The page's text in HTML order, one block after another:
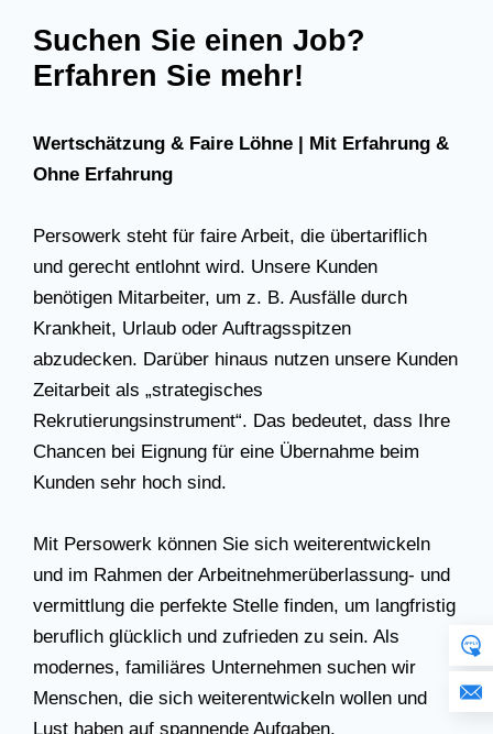
Suchen Sie einen Job?
Erfahren Sie mehr!
Wertschätzung & Faire Löhne | Mit Erfahrung &
Ohne Erfahrung
Persowerk steht für faire Arbeit, die übertariflich
und gerecht entlohnt wird. Unsere Kunden
benötigen Mitarbeiter, um z. B. Ausfälle durch
Krankheit, Urlaub oder Auftragsspitzen
abzudecken. Darüber hinaus nutzen unsere Kunden
Zeitarbeit als „strategisches
Rekrutierungsinstrument“. Das bedeutet, dass Ihre
Chancen bei Eignung für eine Übernahme beim
Kunden sehr hoch sind.
Mit Persowerk können Sie sich weiterentwickeln
und im Rahmen der Arbeitnehmerüberlassung- und
vermittlung die perfekte Stelle finden, um langfristig
beruflich glücklich und zufrieden zu sein. Als
modernes, familiäres Unternehmen suchen wir
Menschen, die sich weiterentwickeln wollen und
Lust haben auf spannende Aufgaben.